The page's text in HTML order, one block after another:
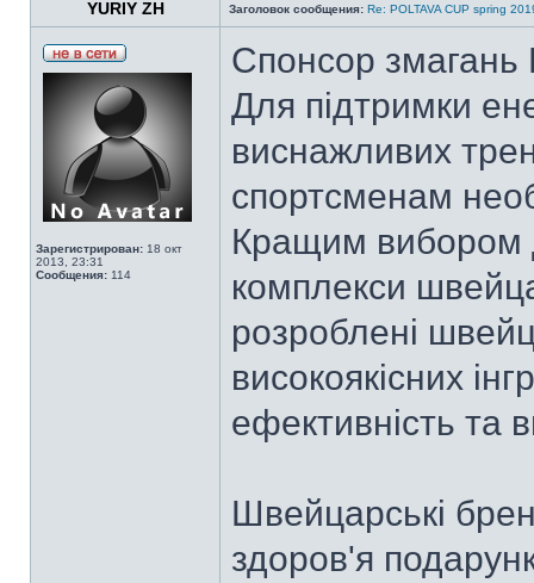
YURIY ZH Заголовок сообщения: Re: POLTAVA CUP spring
Зарегистрирован: 18 окт
2013, 23:31
Сообщения: 114
Спонсор змагань
Для підтримки
виснажливих
спортсменам
Кращим вибором
комплекси
розроблені
високоякісних
ефективність та
Швейцарські
здоров'я